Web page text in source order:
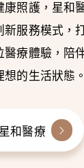
康照護，星和
新服務模式，
療體驗，陪
想的生活狀態。
和醫療